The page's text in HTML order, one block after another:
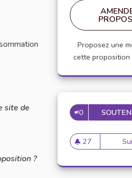
site de
?
Proposez une
cette proposition
0
27
27 abonnés